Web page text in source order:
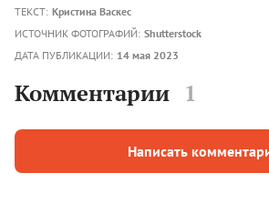
ТЕКСТ: Кристина Васкес
ИСТОЧНИК ФОТОГРАФИЙ: Shutterstock
ДАТА ПУБЛИКАЦИИ: 14 мая 2023
Комментарии 1
Написать